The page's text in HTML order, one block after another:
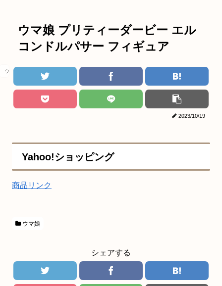
ウマ娘 プリティーダービー エル
コンドルパサー フィギュア
ウマ娘
2023/10/19
Yahoo!ショッピング
商品リンク
ウマ娘
シェアする